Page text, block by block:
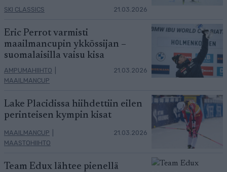
SKI CLASSICS 21.03.2026
Eric Perrot varmisti
maailmancupin ykkössijan –
suomalaisilla vaisu kisa
AMPUMAHIIHTO
MAAILMANCUP
21.03.2026
Lake Placidissa hiihdettiin eilen
perinteisen kympin kisat
MAAILMANCUP
MAASTOHIIHTO
21.03.2026
Team Edux lähtee pienellä